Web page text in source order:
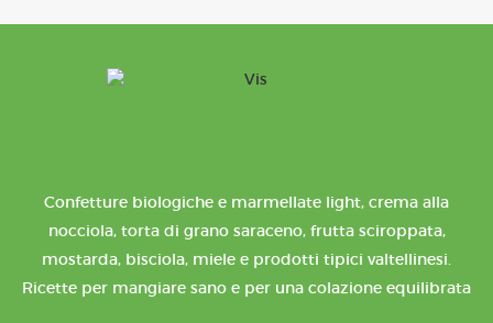
Confetture biologiche e marmellate light, crema alla
nocciola, torta di grano saraceno, frutta sciroppata,
mostarda, bisciola, miele e prodotti tipici valtellinesi.
Ricette per mangiare sano e per una colazione equilibrata